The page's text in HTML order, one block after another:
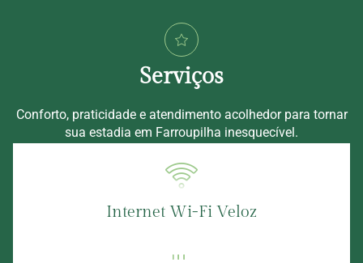
Serviços
Conforto, praticidade e atendimento acolhedor para tornar
sua estadia em Farroupilha inesquecível.
Internet Wi-Fi Veloz